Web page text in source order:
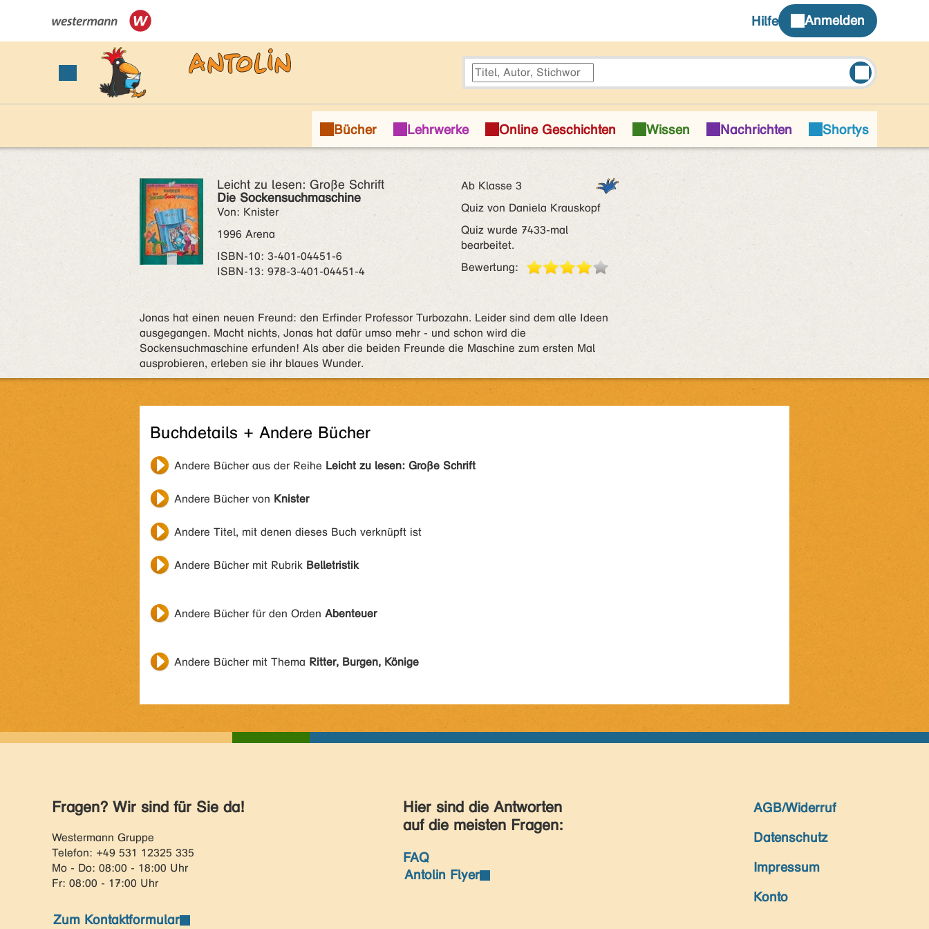
Leicht zu lesen: Große Schrift
Die Sockensuchmaschine
Von: Knister
1996 Arena
ISBN‑10: 3-401-04451-6
ISBN‑13: 978-3-401-04451-4
Ab Klasse 3
Quiz von Daniela Krauskopf
Quiz wurde 7433-mal
bearbeitet.
Bewertung:
Jonas hat einen neuen Freund: den Erfinder Professor Turbozahn. Leider sind dem alle Ideen
ausgegangen. Macht nichts, Jonas hat dafür umso mehr - und schon wird die
Sockensuchmaschine erfunden! Als aber die beiden Freunde die Maschine zum ersten Mal
ausprobieren, erleben sie ihr blaues Wunder.
Buchdetails + Andere Bücher
Andere Bücher aus der Reihe Leicht zu lesen: Große Schrift
Andere Bücher von Knister
Andere Titel, mit denen dieses Buch verknüpft ist
Andere Bücher mit Rubrik Belletristik
Andere Bücher für den Orden Abenteuer
Andere Bücher mit Thema Ritter, Burgen, Könige